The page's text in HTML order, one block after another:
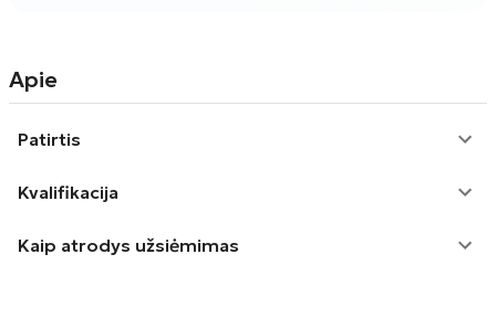
Apie
Patirtis
Kvalifikacija
Kaip atrodys užsiėmimas